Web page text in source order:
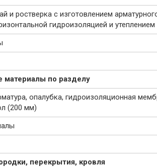
и ростверка с изготовлением
гидроизоляцией и утеплением
по разделу
опалубка, гидроизоляционная
(200 мм)
перекрытия, кровля